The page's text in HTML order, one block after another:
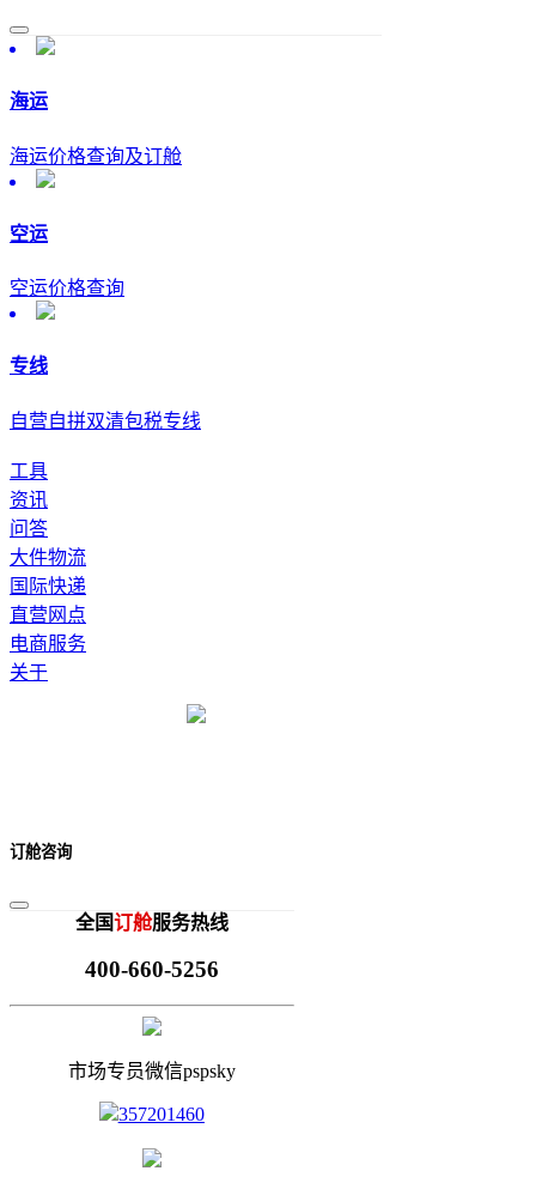
海运
海运价格查询及订舱
空运
空运价格查询
专线
自营自拼双清包税专线
工具
资讯
问答
大件物流
国际快递
直营网点
电商服务
关于
订舱咨询
全国订舱服务热线
400-660-5256
市场专员微信pspsky
357201460